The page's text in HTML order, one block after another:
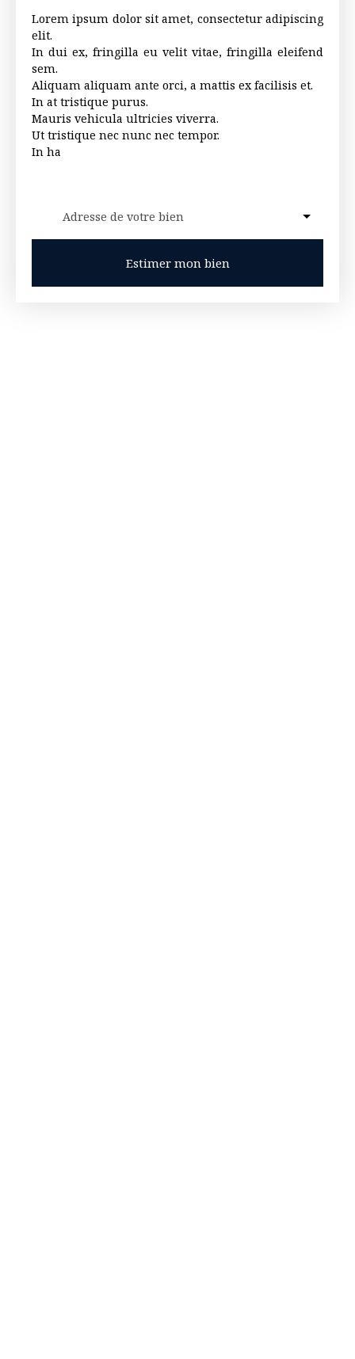
Lorem ipsum dolor sit amet, consectetur adipiscing
elit.
In dui ex, fringilla eu velit vitae, fringilla eleifend
sem.
Aliquam aliquam ante orci, a mattis ex facilisis et.
In at tristique purus.
Mauris vehicula ultricies viverra.
Ut tristique nec nunc nec tempor.
In ha
Adresse de votre bien
Estimer mon bien